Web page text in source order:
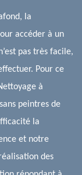
la
accéder à un
pas très facile,
Pour ce
à
peintres de
la
et notre
des